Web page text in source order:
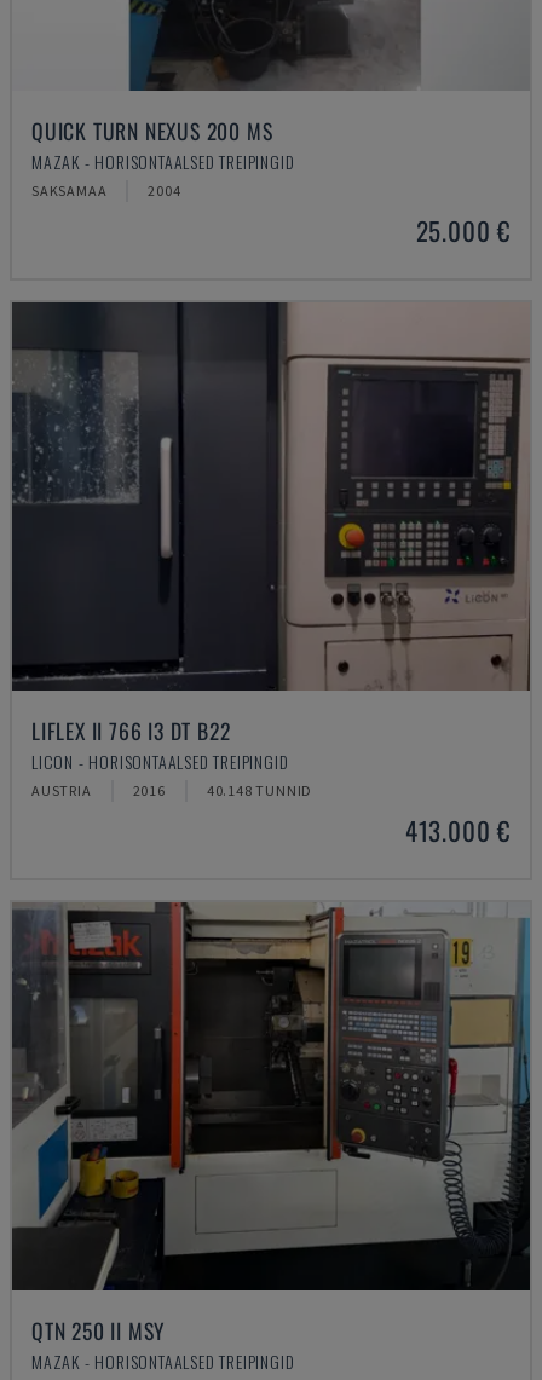
QUICK TURN NEXUS 200 MS
MAZAK - HORISONTAALSED TREIPINGID
SAKSAMAA 2004
25.000 €
LIFLEX II 766 I3 DT B22
LICON - HORISONTAALSED TREIPINGID
AUSTRIA 2016 40.148 TUNNID
413.000 €
QTN 250 II MSY
MAZAK - HORISONTAALSED TREIPINGID